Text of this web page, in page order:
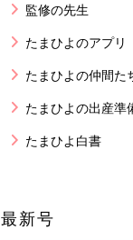
監修の先生
たまひよのアプリ
たまひよの仲間た
たまひよの出産準
たまひよ白書
最新号